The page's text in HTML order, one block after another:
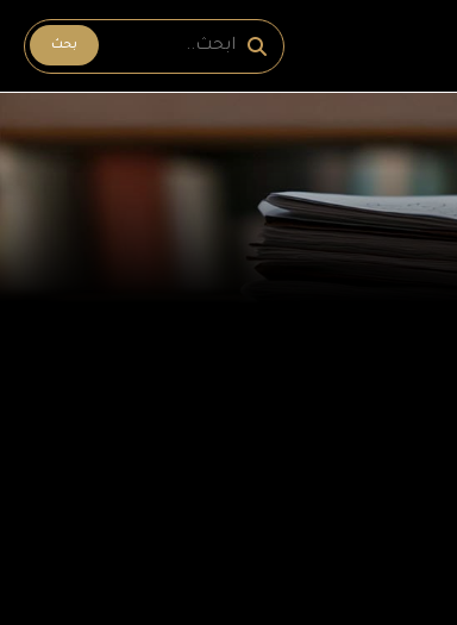
بحث